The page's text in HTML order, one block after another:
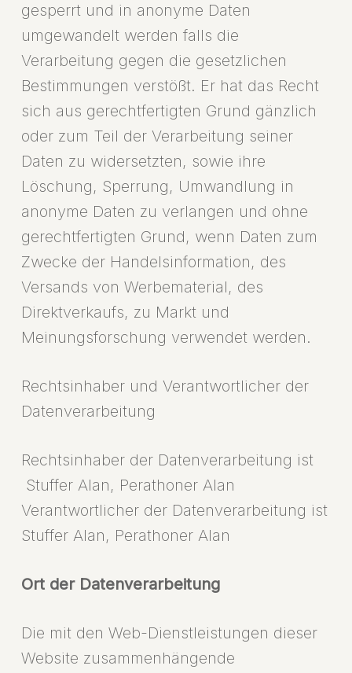
gesperrt und in anonyme Daten
umgewandelt werden falls die
Verarbeitung gegen die gesetzlichen
Bestimmungen verstößt. Er hat das Recht
sich aus gerechtfertigten Grund gänzlich
oder zum Teil der Verarbeitung seiner
Daten zu widersetzten, sowie ihre
Löschung, Sperrung, Umwandlung in
anonyme Daten zu verlangen und ohne
gerechtfertigten Grund, wenn Daten zum
Zwecke der Handelsinformation, des
Versands von Werbematerial, des
Direktverkaufs, zu Markt und
Meinungsforschung verwendet werden.
Rechtsinhaber und Verantwortlicher der
Datenverarbeitung
Rechtsinhaber der Datenverarbeitung ist
Stuffer Alan, Perathoner Alan
Verantwortlicher der Datenverarbeitung ist
Stuffer Alan, Perathoner Alan
Ort der Datenverarbeitung
Die mit den Web-Dienstleistungen dieser
Website zusammenhängende